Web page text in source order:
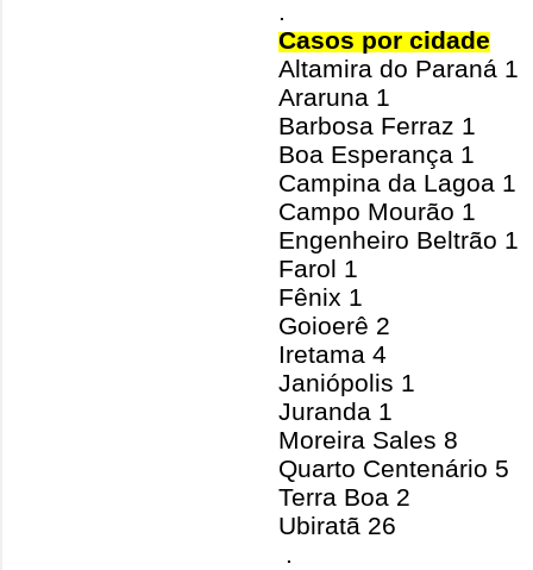
.
Casos por cidade
Altamira do Paraná 1
Araruna 1
Barbosa Ferraz 1
Boa Esperança 1
Campina da Lagoa 1
Campo Mourão 1
Engenheiro Beltrão 1
Farol 1
Fênix 1
Goioerê 2
Iretama 4
Janiópolis 1
Juranda 1
Moreira Sales 8
Quarto Centenário 5
Terra Boa 2
Ubiratã 26
.